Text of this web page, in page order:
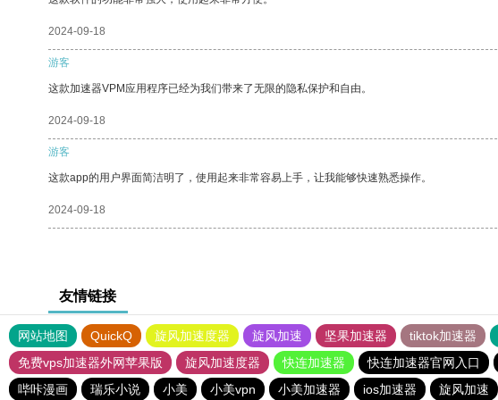
2024-09-18
游客
这款加速器VPM应用程序已经为我们带来了无限的隐私保护和自由。
2024-09-18
游客
这款app的用户界面简洁明了，使用起来非常容易上手，让我能够快速熟悉操作。
2024-09-18
友情链接
网站地图 QuickQ 旋风加速度器 旋风加速 坚果加速器 tiktok加速器
免费vps加速器外网苹果版
旋风加速度器 快连加速器 快连加速器官网入口
哔咔漫画
瑞乐小说 小美 小美vpn 小美加速器 ios加速器 旋风加速